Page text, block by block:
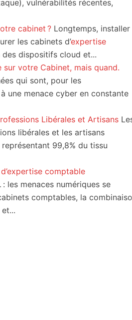
vulnérabilités récentes,
cabinet ? Longtemps, installer
les cabinets d’expertise
dispositifs cloud et...
sur votre Cabinet, mais quand.
qui sont, pour les
une menace cyber en constante
Libérales et Artisans
libérales et les artisans
99,8% du tissu
comptable
les menaces numériques se
comptables, la